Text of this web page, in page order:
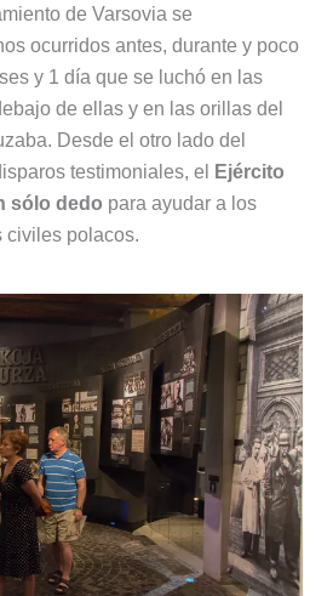
de Varsovia se
ocurridos antes, durante y poco
y 1 día que se luchó en las
de ellas y en las orillas del
Desde el otro lado del
testimoniales, el
Ejército
sólo dedo para ayudar a los
civiles polacos.